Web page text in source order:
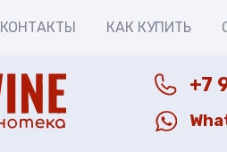
КОНТАКТЫ КАК КУПИТЬ
+7